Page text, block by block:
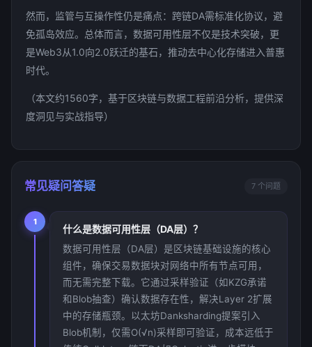
然而，监管与互操作性仍是痛点：跨链DA需标准化协议，避
免孤岛效应。总体而言，数据可用性层不仅是技术突破，更
是Web3从1.0向2.0跃迁的基石，推动去中心化存储进入普惠
时代。
（本文约1560字，基于区块链与数据工程前沿分析，提供深
度洞见与实战指导）
常见疑问答疑 7 个问题
1
什么是数据可用性层（DA层）？
数据可用性层（DA层）是区块链基础设施的核心
组件，确保交易数据块对网络中所有节点可用，
而无需完整下载。它通过采样验证（如KZG承诺
和Blob抽查）确认数据存在性，解决Layer 2扩展
中的存储瓶颈。以太坊Danksharding提案引入
Blob机制，仅需O(√n)采样即可验证，成本远低于